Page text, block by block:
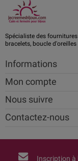
Spécialiste des
bracelets, boucle
Informations
Mon compte
Nous suivre
Contactez-nous
Inscription à